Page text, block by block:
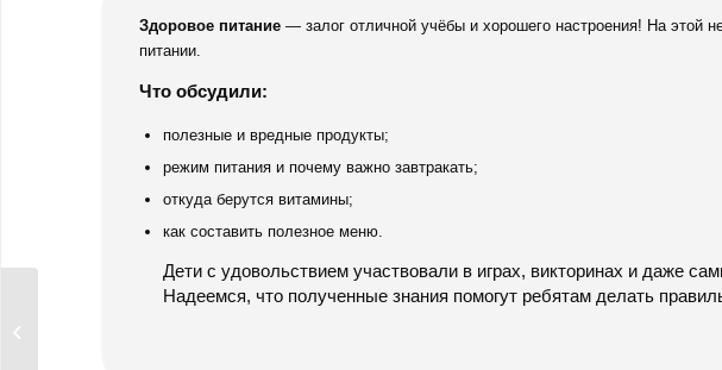
Здоровое питание— залог отличной учёбы и хорошего настроения! На этой
питании.
Что обсудили:
полезные и вредные продукты;
режим питания и почему важно завтракать;
откуда берутся витамины;
как составить полезное меню.
Дети с удовольствием участвовали в играх, викторинах и даже
Надеемся, что полученные знания помогут ребятам делать